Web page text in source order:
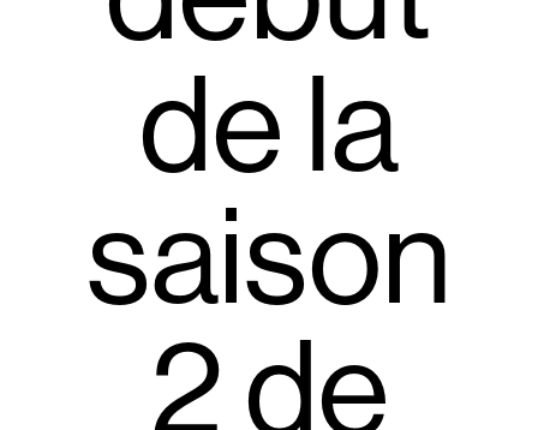
de la
saison
2 de